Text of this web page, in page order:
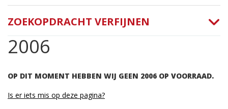
2006
OP DIT MOMENT HEBBEN WIJ GEEN 2006 OP VOORRAAD.
ZOEKOPDRACHT VERFIJNEN
Is er iets mis op deze pagina?